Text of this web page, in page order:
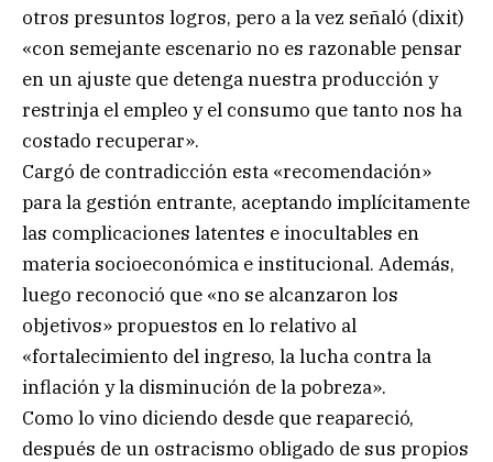
otros presuntos logros, pero a la vez señaló (dixit)
«con semejante escenario no es razonable pensar
en un ajuste que detenga nuestra producción y
restrinja el empleo y el consumo que tanto nos ha
costado recuperar».
Cargó de contradicción esta «recomendación»
para la gestión entrante, aceptando implícitamente
las complicaciones latentes e inocultables en
materia socioeconómica e institucional. Además,
luego reconoció que «no se alcanzaron los
objetivos» propuestos en lo relativo al
«fortalecimiento del ingreso, la lucha contra la
inflación y la disminución de la pobreza».
Como lo vino diciendo desde que reapareció,
después de un ostracismo obligado de sus propios